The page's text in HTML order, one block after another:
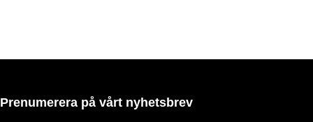
Prenumerera på vårt nyhetsbrev